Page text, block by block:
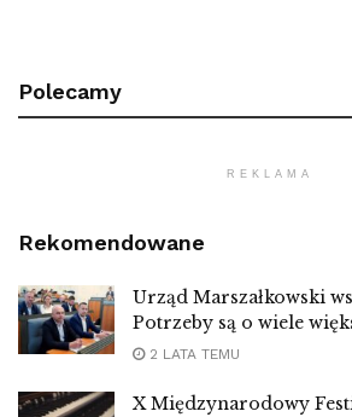
Polecamy
REKLAMA
Rekomendowane
Urząd Marszałkowski
Potrzeby są o wiele
2 LATA TEMU
X Międzynarodowy